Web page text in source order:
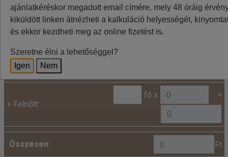
Kalkuláció
szíveskedjenek!
Ár:
+ Felnőtt:
fő x =
Összesen: Ft
ajánlatkéréskor megadott email címére, mely 48 óráig
kiküldött linken átnézheti a kalkuláció helyességét,
és ekkor kezdheti meg az online fizetést is.
Szeretne élni a lehetőséggel?
Igen
Nem